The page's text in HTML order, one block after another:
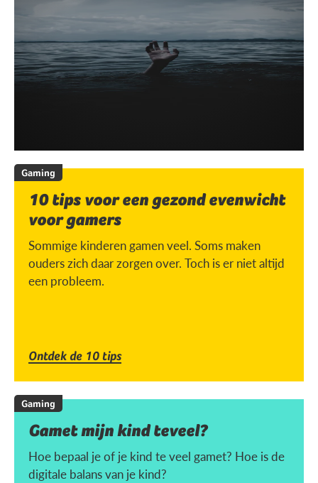
Gaming
10 tips voor een gezond evenwicht
voor gamers
Sommige kinderen gamen veel. Soms maken
ouders zich daar zorgen over. Toch is er niet altijd
een probleem.
Ontdek de 10 tips
Gaming
Gamet mijn kind teveel?
Hoe bepaal je of je kind te veel gamet? Hoe is de
digitale balans van je kind?